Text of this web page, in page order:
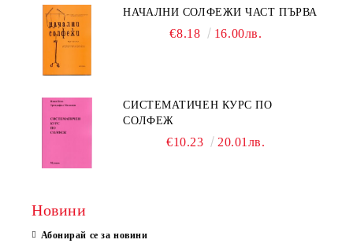
НАЧАЛНИ СОЛФЕЖИ ЧАСТ ПЪРВА
€8.18 16.00лв.
СИСТЕМАТИЧЕН КУРС ПО
СОЛФЕЖ
€10.23 20.01лв.
Новини
Абонирай се за новини